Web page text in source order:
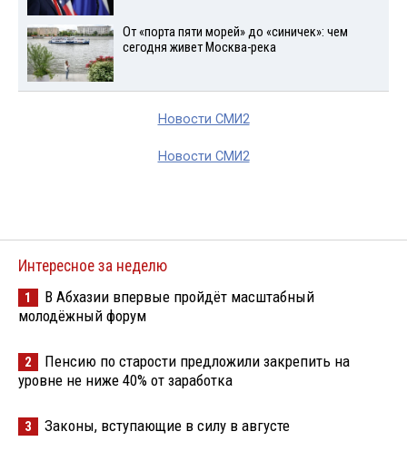
От «порта пяти морей» до «синичек»: чем
сегодня живет Москва-река
Новости СМИ2
Новости СМИ2
Интересное за неделю
1
В Абхазии впервые пройдёт масштабный
молодёжный форум
2
Пенсию по старости предложили закрепить на
уровне не ниже 40% от заработка
3 Законы, вступающие в силу в августе